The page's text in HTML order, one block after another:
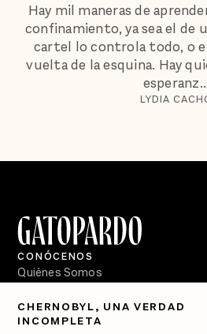
Hay mil maneras de
confinamiento, ya sea el de
cartel lo controla todo, o
vuelta de la esquina. Hay
LYDIA
CHERNOBYL, UNA VERDAD
INCOMPLETA
CONÓCENOS
Quiénes Somos
PÓDCASTS